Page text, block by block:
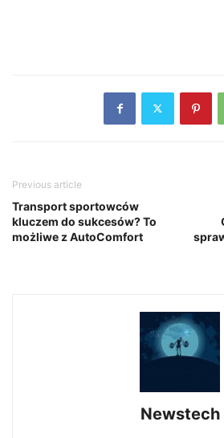
Previous article
Transport sportowców
kluczem do sukcesów? To
możliwe z AutoComfort
Newstech